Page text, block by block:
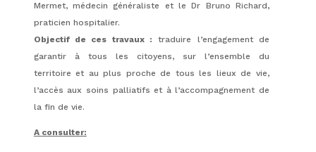
Mermet, médecin généraliste et le Dr Bruno Richard,
praticien hospitalier.
Objectif de ces travaux : traduire l’engagement de
garantir à tous les citoyens, sur l’ensemble du
territoire et au plus proche de tous les lieux de vie,
l’accès aux soins palliatifs et à l’accompagnement de
la fin de vie.
A consulter: